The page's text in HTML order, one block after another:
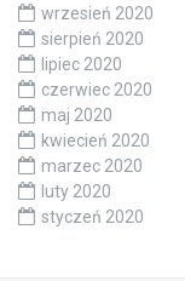
wrzesień 2020
sierpień 2020
lipiec 2020
czerwiec 2020
maj 2020
kwiecień 2020
marzec 2020
luty 2020
styczeń 2020